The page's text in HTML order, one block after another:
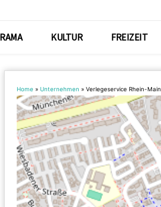
KULTUR FREIZEIT
Home » Unternehmen » Verlegeservice Rhein-Main